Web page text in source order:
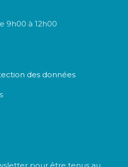
9h00 à 12h00
des données